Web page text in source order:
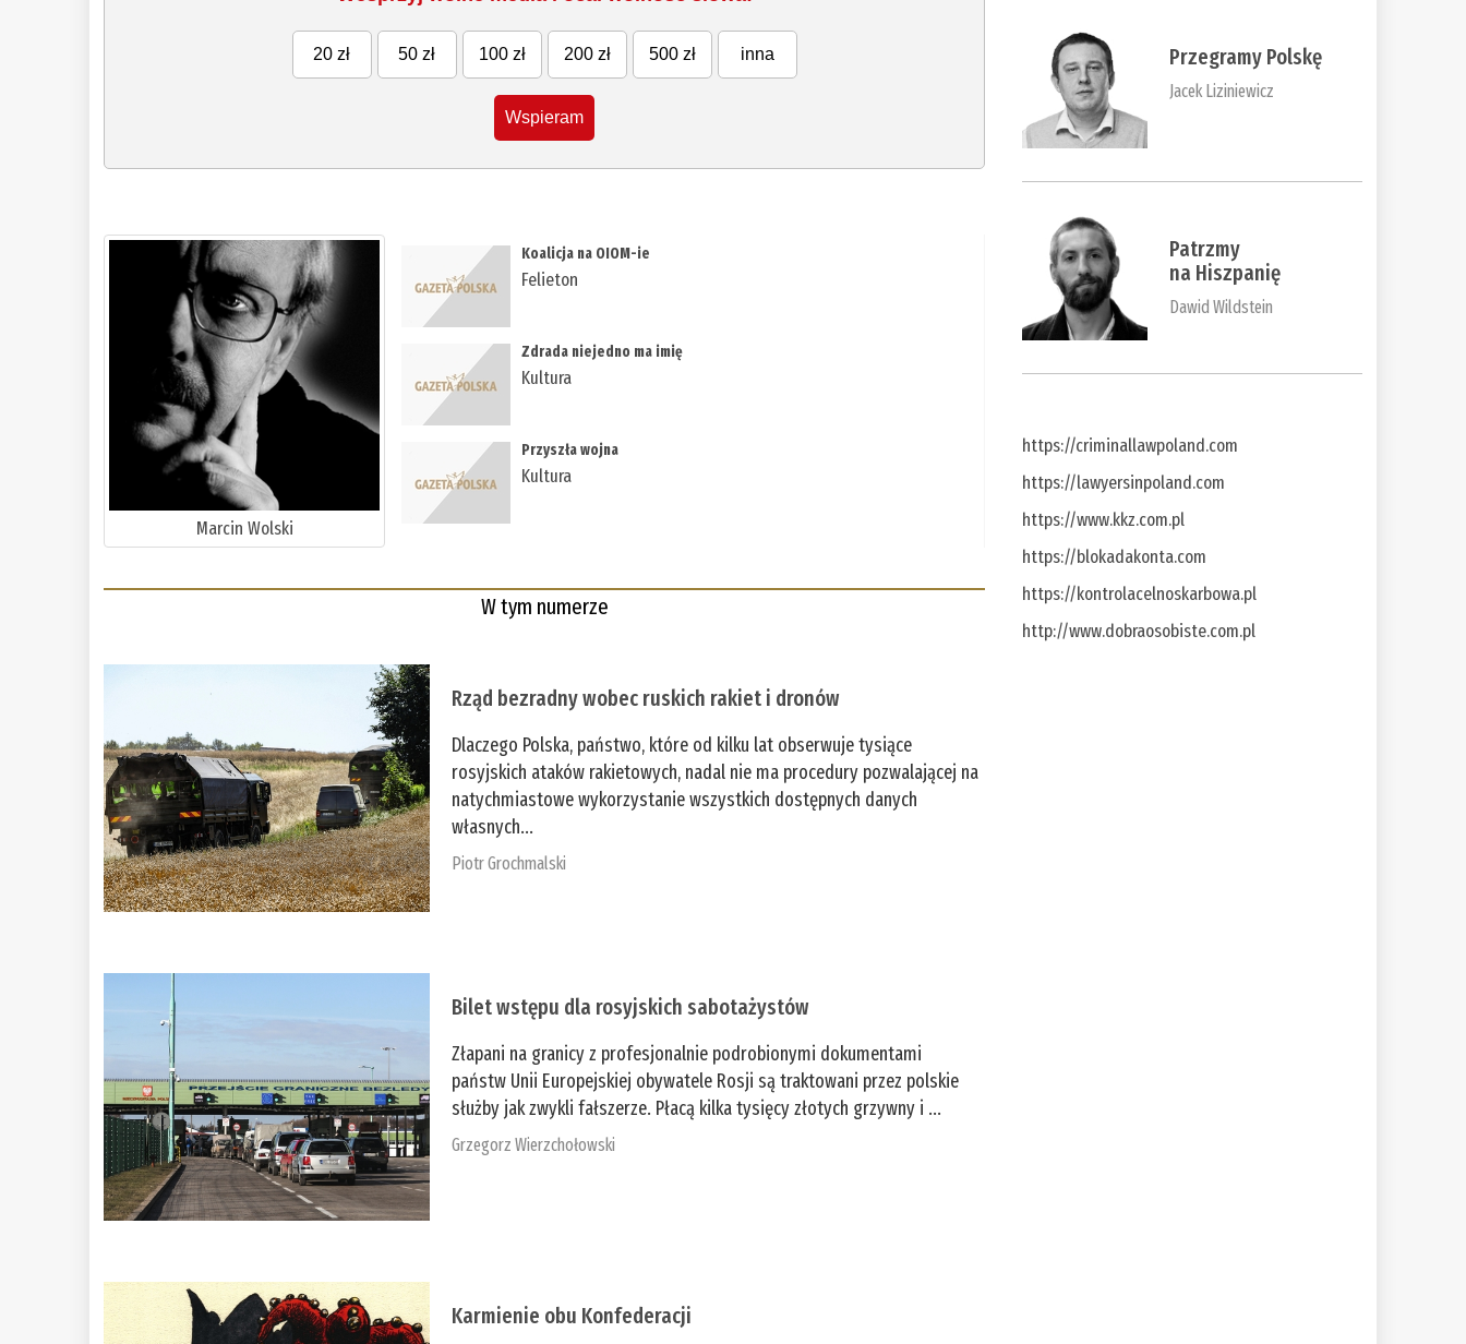
20 zł 50 zł 100 zł 200 zł 500 zł inna
Wspieram
Marcin Wolski
Koalicja na OIOM-ie
Felieton
Zdrada niejedno ma imię
Kultura
Przyszła wojna
Kultura
W tym numerze
Rząd bezradny wobec ruskich rakiet i dronów
Dlaczego Polska, państwo, które od kilku lat obserwuje tysiące
rosyjskich ataków rakietowych, nadal nie ma procedury pozwalającej na
natychmiastowe wykorzystanie wszystkich dostępnych danych
własnych...
Piotr Grochmalski
Bilet wstępu dla rosyjskich sabotażystów
Złapani na granicy z profesjonalnie podrobionymi dokumentami
państw Unii Europejskiej obywatele Rosji są traktowani przez polskie
służby jak zwykli fałszerze. Płacą kilka tysięcy złotych grzywny i ...
Grzegorz Wierzchołowski
Karmienie obu Konfederacji
Przegramy Polskę
Jacek Liziniewicz
Patrzmy
na Hiszpanię
Dawid Wildstein
https://criminallawpoland.com
https://lawyersinpoland.com
https://www.kkz.com.pl
https://blokadakonta.com
https://kontrolacelnoskarbowa.pl
http://www.dobraosobiste.com.pl